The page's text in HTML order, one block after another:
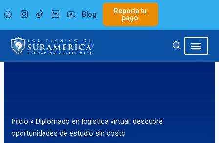
al
contenido
Blog
Reporta tu
pago
Inicio » Diplomado en logística virtual: descubre
oportunidades de estudio sin costo